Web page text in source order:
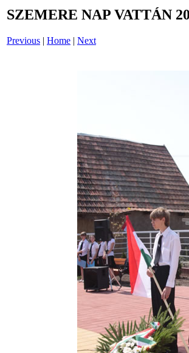
SZEMERE NAP VATTÁN
Previous | Home | Next